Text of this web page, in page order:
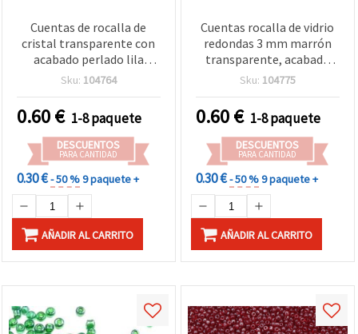
Cuentas de rocalla de
cristal transparente con
acabado perlado lila
claro, 3 mm, paquete a
bisutería, enfilado,
bordado y manualidades
DIY
Sku: 104764
0.60€ 1-8 paquete
DESCUENTOS
PARA CANTIDAD
0.30 €- 50 %9 paquete +
AÑADIR AL CARRITO
Cuentas rocalla de vidrio
redondas 3 mm marrón
transparente, acabado
lustre brillante – Pack de
bisutería DIY, enfilado,
pulseras y collares
Sku: 104775
0.60€ 1-8 paquete
DESCUENTOS
PARA CANTIDAD
0.30 €- 50 %9 paquete +
AÑADIR AL CARRITO